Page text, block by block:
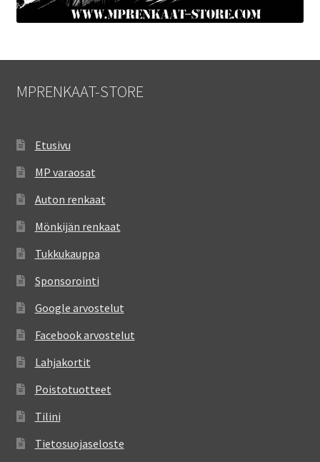
MPRENKAAT-STORE
Etusivu
MP varaosat
Auton renkaat
Mönkijän renkaat
Tukkukauppa
Sponsorointi
Google arvostelut
Facebook arvostelut
Lahjakortit
Poistotuotteet
Tilini
Tietosuojaseloste